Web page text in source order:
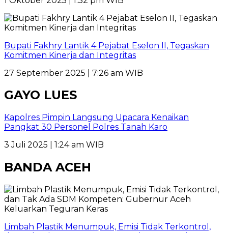
Bupati Fakhry Lantik 4 Pejabat Eselon II, Tegaskan
Komitmen Kinerja dan Integritas
27 September 2025 | 7:26 am WIB
GAYO LUES
Kapolres Pimpin Langsung Upacara Kenaikan
Pangkat 30 Personel Polres Tanah Karo
3 Juli 2025 | 1:24 am WIB
BANDA ACEH
Limbah Plastik Menumpuk, Emisi Tidak Terkontrol,